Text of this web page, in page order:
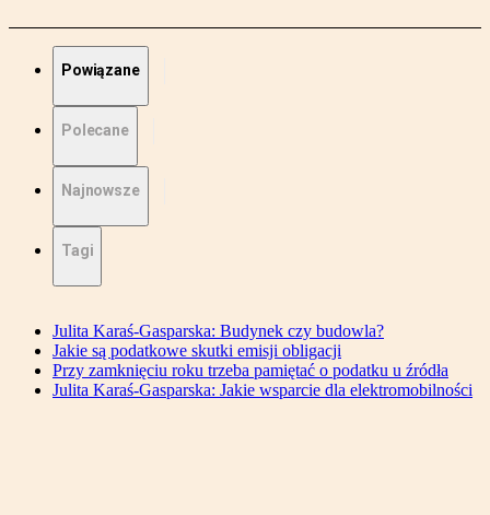
Powiązane
Polecane
Najnowsze
Tagi
Julita Karaś-Gasparska: Budynek czy budowla?
Jakie są podatkowe skutki emisji obligacji
Przy zamknięciu roku trzeba pamiętać o podatku u źródła
Julita Karaś-Gasparska: Jakie wsparcie dla elektromobilności